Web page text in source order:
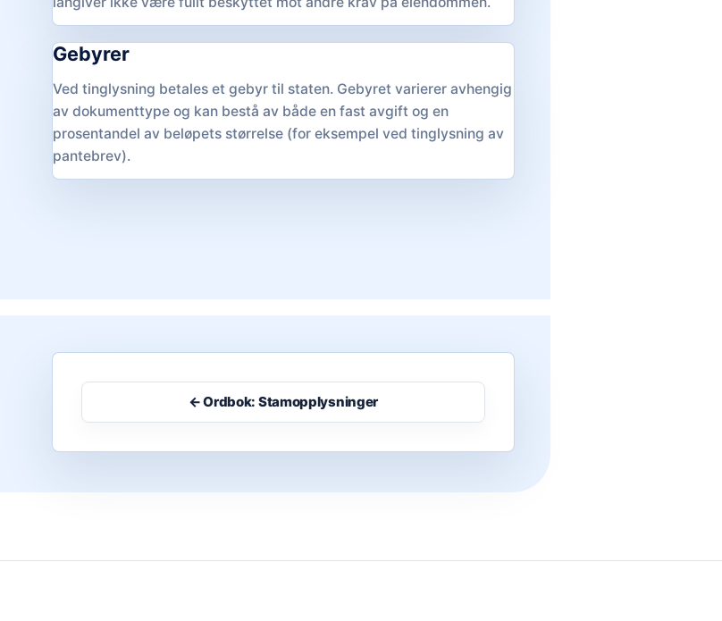
Gebyrer
Ved tinglysning betales et gebyr til staten. Gebyret varierer avhengig
av dokumenttype og kan bestå av både en fast avgift og en
prosentandel av beløpets størrelse (for eksempel ved tinglysning av
pantebrev).
← Ordbok: Stamopplysninger